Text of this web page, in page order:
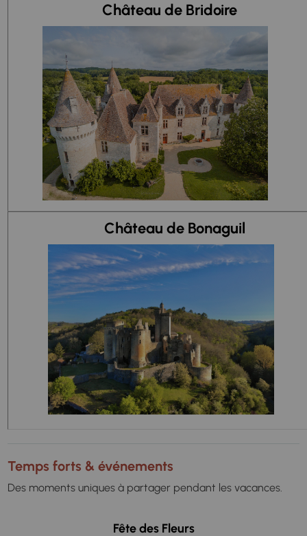
Château de Bridoire
Château de Bonaguil
Temps forts & événements
Des moments uniques à partager pendant les vacances.
Fête des Fleurs